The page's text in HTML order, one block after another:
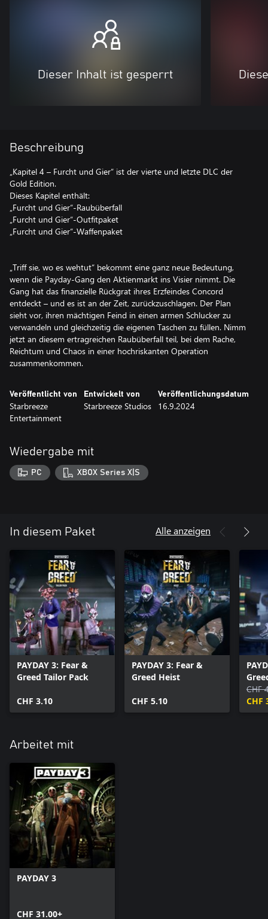
Dieser Inhalt ist gesperrt
Beschreibung
„Kapitel 4 – Furcht und Gier“ ist der vierte und letzte DLC der
Gold Edition.
Dieses Kapitel enthält:
„Furcht und Gier“-Raubüberfall
„Furcht und Gier“-Outfitpaket
„Furcht und Gier“-Waffenpaket
„Triff sie, wo es wehtut“ bekommt eine ganz neue Bedeutung,
wenn die Payday-Gang den Aktienmarkt ins Visier nimmt. Die
Gang hat das finanzielle Rückgrat ihres Erzfeindes Concord
entdeckt – und es ist an der Zeit, zurückzuschlagen. Der Plan
sieht vor, ihren mächtigen Feind in einen armen Schlucker zu
verwandeln und gleichzeitig die eigenen Taschen zu füllen. Nimm
jetzt an diesem ertragreichen Raubüberfall teil, bei dem Rache,
Reichtum und Chaos in einer hochriskanten Operation
zusammenkommen.
Veröffentlicht von
Starbreeze
Entertainment
Entwickelt von
Starbreeze Studios
Veröffentlichungsdatum
16.9.2024
Wiedergabe mit
PC XBOX Series X|S
In diesem Paket Alle anzeigen
PAYDAY 3: Fear &
Greed Tailor Pack
CHF 3.10
PAYDAY 3: Fear &
Greed Heist
CHF 5.10
CHF
CHF
Arbeitet mit
PAYDAY 3
CHF 31.00+